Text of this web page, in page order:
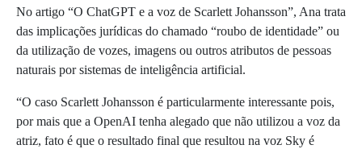
No artigo “O ChatGPT e a voz de Scarlett Johansson”, Ana trata
das implicações jurídicas do chamado “roubo de identidade” ou
da utilização de vozes, imagens ou outros atributos de pessoas
naturais por sistemas de inteligência artificial.
“O caso Scarlett Johansson é particularmente interessante pois,
por mais que a OpenAI tenha alegado que não utilizou a voz da
atriz, fato é que o resultado final que resultou na voz Sky é